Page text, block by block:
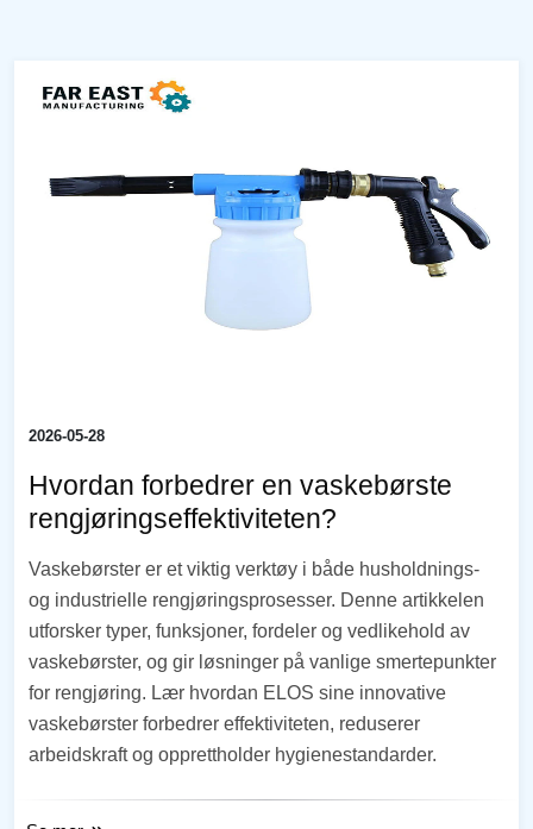
2026-05-28
Hvordan forbedrer en vaskebørste
rengjøringseffektiviteten?
Vaskebørster er et viktig verktøy i både husholdnings-
og industrielle rengjøringsprosesser. Denne artikkelen
utforsker typer, funksjoner, fordeler og vedlikehold av
vaskebørster, og gir løsninger på vanlige smertepunkter
for rengjøring. Lær hvordan ELOS sine innovative
vaskebørster forbedrer effektiviteten, reduserer
arbeidskraft og opprettholder hygienestandarder.